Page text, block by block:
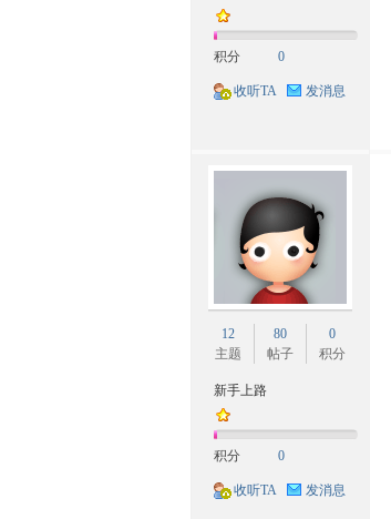
积分 0
收听TA 发消息
12
主题
80
帖子
0
积分
新手上路
积分 0
收听TA 发消息